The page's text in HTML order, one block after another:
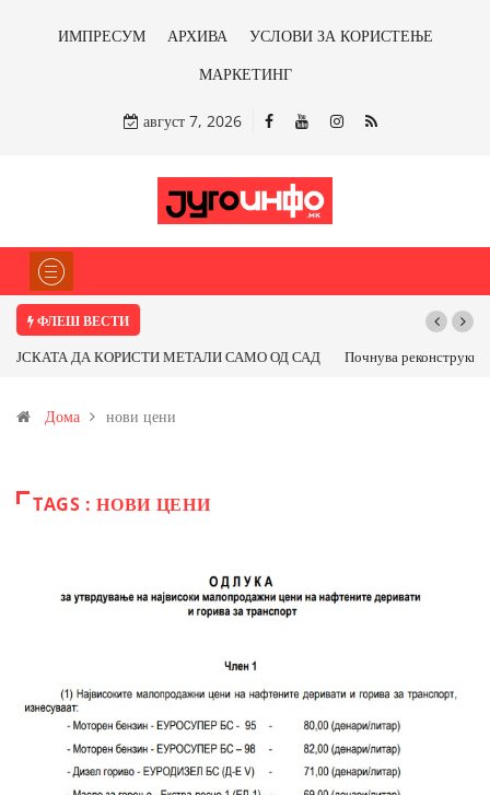
ИМПРЕСУМ АРХИВА
УСЛОВИ ЗА КОРИСТЕЊЕ
МАРКЕТИНГ
август 7, 2026
ФЛЕШ ВЕСТИ
Почнува реконструкцијата на улицата „5-ти Ноември“ во Струмица
Дома нови цени
TAGS : НОВИ ЦЕНИ